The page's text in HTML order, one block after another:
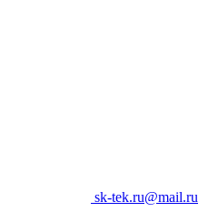
sk-tek.ru@mail.ru